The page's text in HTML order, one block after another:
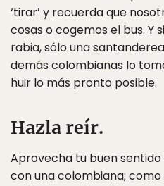
‘tirar’ y recuerda que
cosas o cogemos el bus. Y
rabia, sólo una
demás colombianas lo
huir lo más pronto posible.
Hazla reír.
Aprovecha tu buen
con una colombiana;